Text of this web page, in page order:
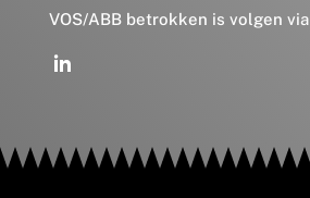
VOS/ABB betrokken is volgen via